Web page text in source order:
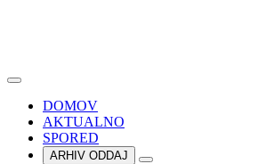
DOMOV
AKTUALNO
SPORED
ARHIV ODDAJ